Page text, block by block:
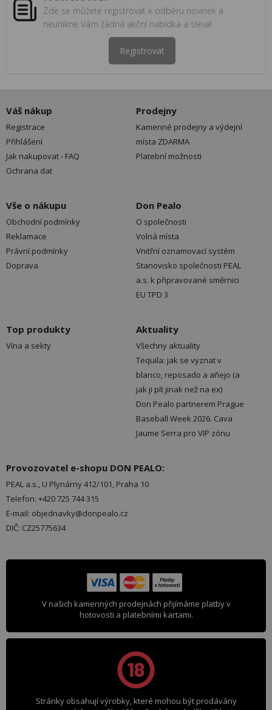
Zde se můžete registrovat k odběru novinek a
neunikne Vám žádná akční nabídka a sleva!
Registrovat
Váš nákup
Registrace
Přihlášení
Jak nakupovat - FAQ
Ochrana dat
Prodejny
Kamenné prodejny a výdejní
místa ZDARMA
Platební možnosti
Vše o nákupu
Obchodní podmínky
Reklamace
Právní podmínky
Doprava
Don Pealo
O společnosti
Volná místa
Vnitřní oznamovací systém
Stanovisko společnosti PEAL
a.s. k připravované směrnici
EU TPD 3
Top produkty
Vína a sekty
Aktuality
Všechny aktuality
Tequila: jak se vyznat v
blanco, reposado a añejo (a
jak ji pít jinak než na ex)
Don Pealo partnerem Prague
Baseball Week 2026. Cava
Jaume Serra pro VIP zónu
Provozovatel e-shopu DON PEALO:
PEAL a.s., U Plynárny 412/101, Praha 10
Telefon: +420 725 744 315
E-mail: objednavky@donpealo.cz
DIČ: CZ25775634
V našich kamenných prodejnách přijímáme platby v
hotovosti a platebními kartami.
Stránky obsahují výrobky, které mohou být prodávány